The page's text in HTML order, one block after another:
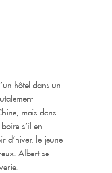
hôtel dans un
mais dans
s’il en
d’hiver, le jeune
Albert se